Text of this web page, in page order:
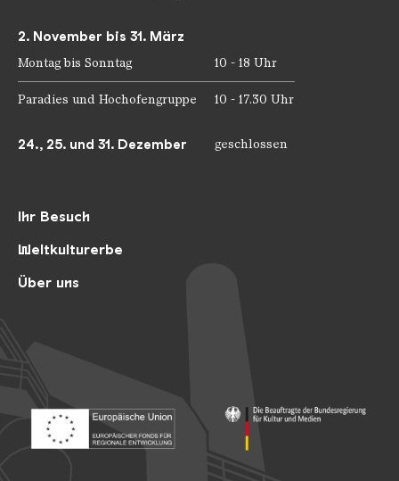
Ihr Besuch
Weltkulturerbe
Über uns
2. November bis 31. März
Montag bis Sonntag 10 - 18 Uhr
Paradies und Hochofengruppe 10 - 17.30 Uhr
24., 25. und 31. Dezember geschlossen